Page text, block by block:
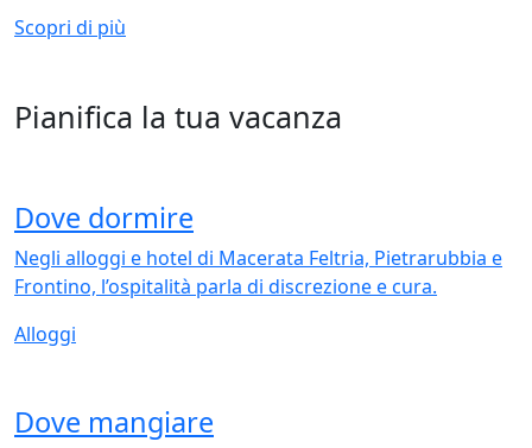
Scopri di più
Pianifica la tua vacanza
Dove dormire
Negli alloggi e hotel di Macerata Feltria, Pietrarubbia e
Frontino, l’ospitalità parla di discrezione e cura.
Alloggi
Dove mangiare